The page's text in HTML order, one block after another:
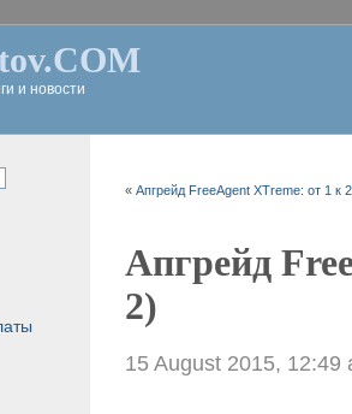
и новости
«Апгрейд FreeAgent XTreme: от 1 к
Апгрейд
2)
15 August 2015, 12:49